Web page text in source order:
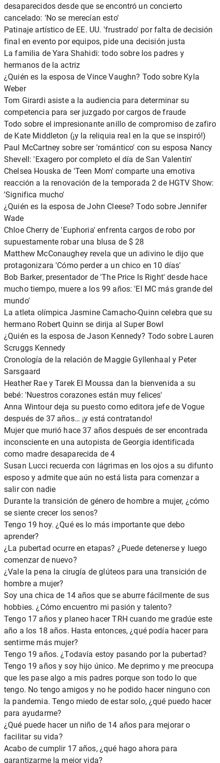
desaparecidos desde que se encontró un concierto
cancelado: 'No se merecían esto'
Patinaje artístico de EE. UU. 'frustrado' por falta de decisión
final en evento por equipos, pide una decisión justa
La familia de Yara Shahidi: todo sobre los padres y
hermanos de la actriz
¿Quién es la esposa de Vince Vaughn? Todo sobre Kyla
Weber
Tom Girardi asiste a la audiencia para determinar su
competencia para ser juzgado por cargos de fraude
Todo sobre el impresionante anillo de compromiso de zafiro
de Kate Middleton (¡y la reliquia real en la que se inspiró!)
Paul McCartney sobre ser 'romántico' con su esposa Nancy
Shevell: 'Exagero por completo el día de San Valentín'
Chelsea Houska de 'Teen Mom' comparte una emotiva
reacción a la renovación de la temporada 2 de HGTV Show:
'Significa mucho'
¿Quién es la esposa de John Cleese? Todo sobre Jennifer
Wade
Chloe Cherry de 'Euphoria' enfrenta cargos de robo por
supuestamente robar una blusa de $ 28
Matthew McConaughey revela que un adivino le dijo que
protagonizara 'Cómo perder a un chico en 10 días'
Bob Barker, presentador de 'The Price Is Right' desde hace
mucho tiempo, muere a los 99 años: 'El MC más grande del
mundo'
La atleta olímpica Jasmine Camacho-Quinn celebra que su
hermano Robert Quinn se dirija al Super Bowl
¿Quién es la esposa de Jason Kennedy? Todo sobre Lauren
Scruggs Kennedy
Cronología de la relación de Maggie Gyllenhaal y Peter
Sarsgaard
Heather Rae y Tarek El Moussa dan la bienvenida a su
bebé: 'Nuestros corazones están muy felices'
Anna Wintour deja su puesto como editora jefe de Vogue
después de 37 años… ¡y está contratando!
Mujer que murió hace 37 años después de ser encontrada
inconsciente en una autopista de Georgia identificada
como madre desaparecida de 4
Susan Lucci recuerda con lágrimas en los ojos a su difunto
esposo y admite que aún no está lista para comenzar a
salir con nadie
Durante la transición de género de hombre a mujer, ¿cómo
se siente crecer los senos?
Tengo 19 hoy. ¿Qué es lo más importante que debo
aprender?
¿La pubertad ocurre en etapas? ¿Puede detenerse y luego
comenzar de nuevo?
¿Vale la pena la cirugía de glúteos para una transición de
hombre a mujer?
Soy una chica de 14 años que se aburre fácilmente de sus
hobbies. ¿Cómo encuentro mi pasión y talento?
Tengo 17 años y planeo hacer TRH cuando me gradúe este
año a los 18 años. Hasta entonces, ¿qué podía hacer para
sentirme más mujer?
Tengo 19 años. ¿Todavía estoy pasando por la pubertad?
Tengo 19 años y soy hijo único. Me deprimo y me preocupa
que les pase algo a mis padres porque son todo lo que
tengo. No tengo amigos y no he podido hacer ninguno con
la pandemia. Tengo miedo de estar solo, ¿qué puedo hacer
para ayudarme?
¿Qué puede hacer un niño de 14 años para mejorar o
facilitar su vida?
Acabo de cumplir 17 años, ¿qué hago ahora para
garantizarme la mejor vida?